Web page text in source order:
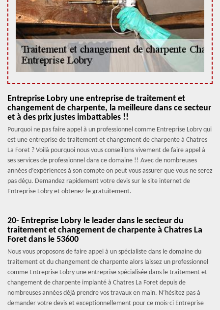
Entreprise Lobry une entreprise de traitement et
changement de charpente, la meilleure dans ce secteur
et à des prix justes imbattables !!
Pourquoi ne pas faire appel à un professionnel comme Entreprise Lobry qui
est une entreprise de traitement et changement de charpente à Chatres
La Foret ? Voilà pourquoi nous vous conseillons vivement de faire appel à
ses services de professionnel dans ce domaine !! Avec de nombreuses
années d’expériences à son compte on peut vous assurer que vous ne serez
pas déçu. Demandez rapidement votre devis sur le site internet de
Entreprise Lobry et obtenez-le gratuitement.
20- Entreprise Lobry le leader dans le secteur du
traitement et changement de charpente à Chatres La
Foret dans le 53600
Nous vous proposons de faire appel à un spécialiste dans le domaine du
traitement et du changement de charpente alors laissez un professionnel
comme Entreprise Lobry une entreprise spécialisée dans le traitement et
changement de charpente implanté à Chatres La Foret depuis de
nombreuses années déjà prendre vos travaux en main. N’hésitez pas à
demander votre devis et exceptionnellement pour ce mois-ci Entreprise